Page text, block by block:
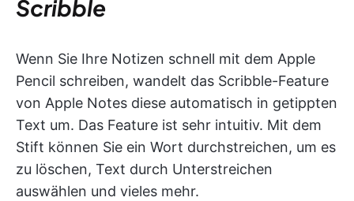
Scribble
Wenn Sie Ihre Notizen schnell mit dem Apple
Pencil schreiben, wandelt das Scribble-Feature
von Apple Notes diese automatisch in getippten
Text um. Das Feature ist sehr intuitiv. Mit dem
Stift können Sie ein Wort durchstreichen, um es
zu löschen, Text durch Unterstreichen
auswählen und vieles mehr.